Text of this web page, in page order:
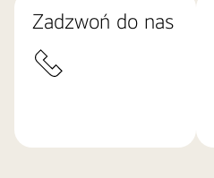
Zadzwoń do nas